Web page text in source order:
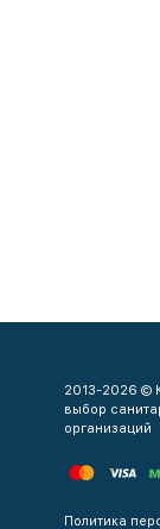
2013-2026 ©
выбор
организаций
Политика